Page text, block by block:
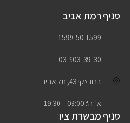
סניף רמת אביב
1599-50-1599
03-903-39-30
ברודצקי 43, תל אביב
א'-ה': 08:00 – 19:30
סניף מבשרת ציון